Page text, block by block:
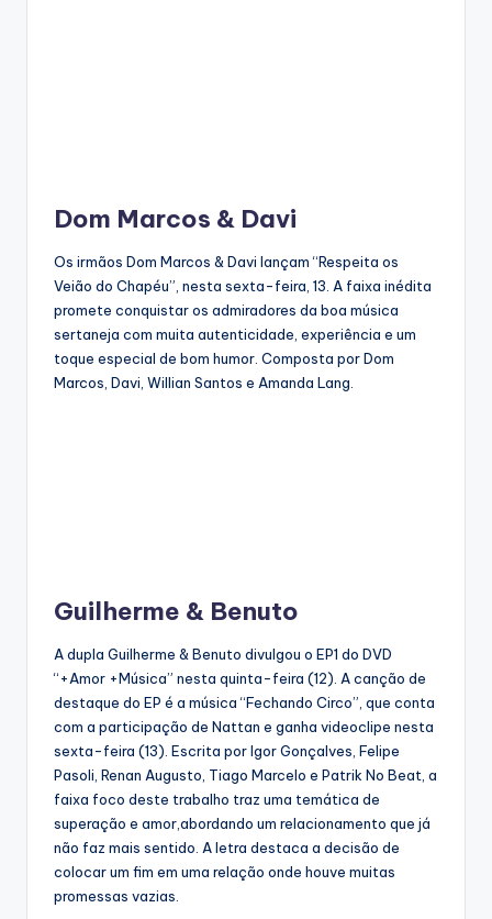
Dom Marcos & Davi
Os irmãos Dom Marcos & Davi lançam “Respeita os
Veião do Chapéu”, nesta sexta-feira, 13. A faixa inédita
promete conquistar os admiradores da boa música
sertaneja com muita autenticidade, experiência e um
toque especial de bom humor. Composta por Dom
Marcos, Davi, Willian Santos e Amanda Lang.
Guilherme & Benuto
A dupla Guilherme & Benuto divulgou o EP1 do DVD
“+Amor +Música” nesta quinta-feira (12). A canção de
destaque do EP é a música “Fechando Circo”, que conta
com a participação de Nattan e ganha videoclipe nesta
sexta-feira (13). Escrita por Igor Gonçalves, Felipe
Pasoli, Renan Augusto, Tiago Marcelo e Patrik No Beat, a
faixa foco deste trabalho traz uma temática de
superação e amor,abordando um relacionamento que já
não faz mais sentido. A letra destaca a decisão de
colocar um fim em uma relação onde houve muitas
promessas vazias.